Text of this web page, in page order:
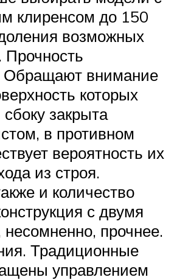
клиренсом до 150
возможных
Прочность
Обращают внимание
которых
закрыта
в противном
вероятность их
из строя.
и количество
с двумя
прочнее.
Традиционные
управлением